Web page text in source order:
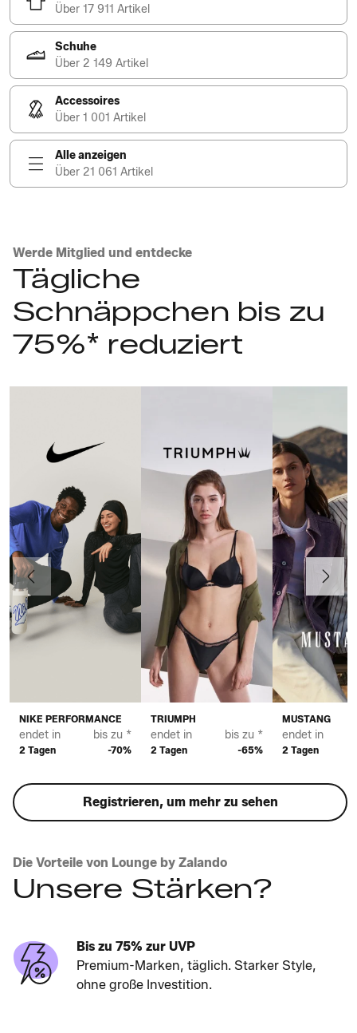
Über 17 911 Artikel
Schuhe
Über 2 149 Artikel
Accessoires
Über 1 001 Artikel
Alle anzeigen
Über 21 061 Artikel
Werde Mitglied und entdecke
Tägliche
Schnäppchen bis zu
75%* reduziert
NIKE PERFORMANCE
endet in
2 Tagen
bis zu *
-70%
TRIUMPH
endet in
2 Tagen
bis zu *
-65%
MUSTANG
endet in
2 Tagen
Vorherige Weiter
Registrieren, um mehr zu sehen
Die Vorteile von Lounge by Zalando
Unsere Stärken?
Bis zu 75% zur UVP
Premium-Marken, täglich. Starker Style,
ohne große Investition.